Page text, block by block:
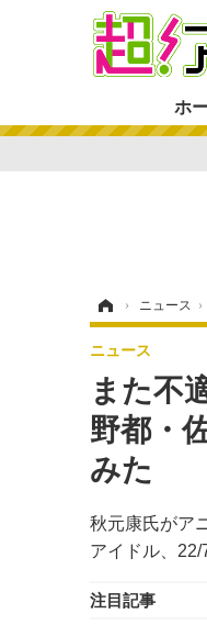
ホ
› ニュース ›
また不
野都・
みた
秋元康氏がア
アイドル、
ニュース
注目記事